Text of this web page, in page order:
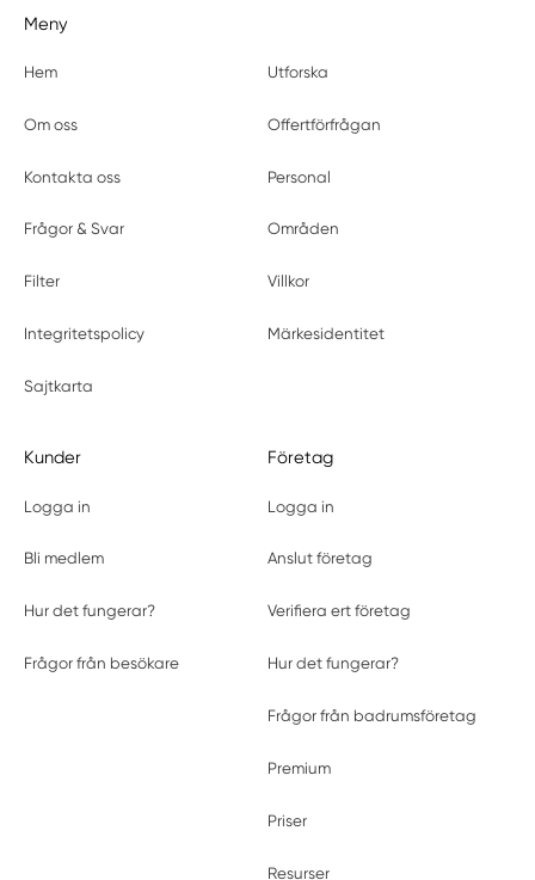
Meny
Hem Utforska
Om oss Offertförfrågan
Kontakta oss Personal
Frågor & Svar Områden
Filter Villkor
Integritetspolicy Märkesidentitet
Sajtkarta
Kunder
Logga in
Bli medlem
Hur det fungerar?
Frågor från besökare
Företag
Logga in
Anslut företag
Verifiera ert företag
Hur det fungerar?
Frågor från badrumsföretag
Premium
Priser
Resurser